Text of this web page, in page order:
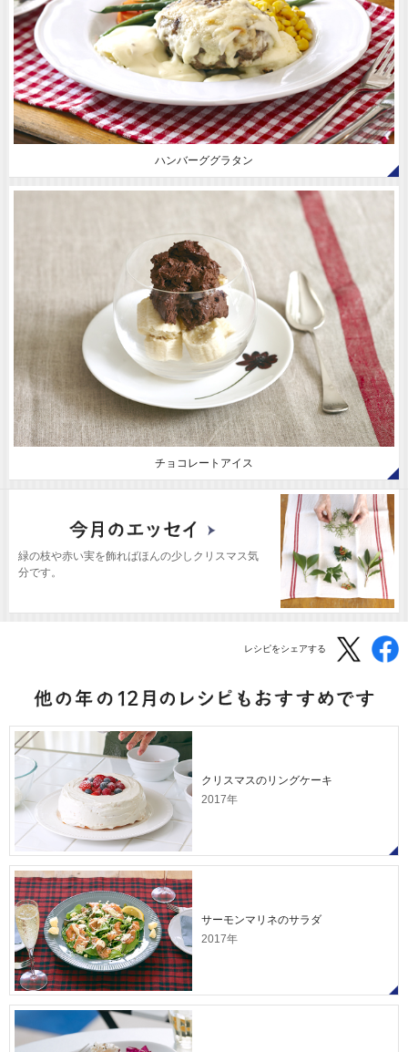
ハンバーググラタン
チョコレートアイス
緑の枝や赤い実を飾ればほんの少しクリスマス気
分です。
レシピをシェアする
クリスマスのリングケーキ
2017年
サーモンマリネのサラダ
2017年